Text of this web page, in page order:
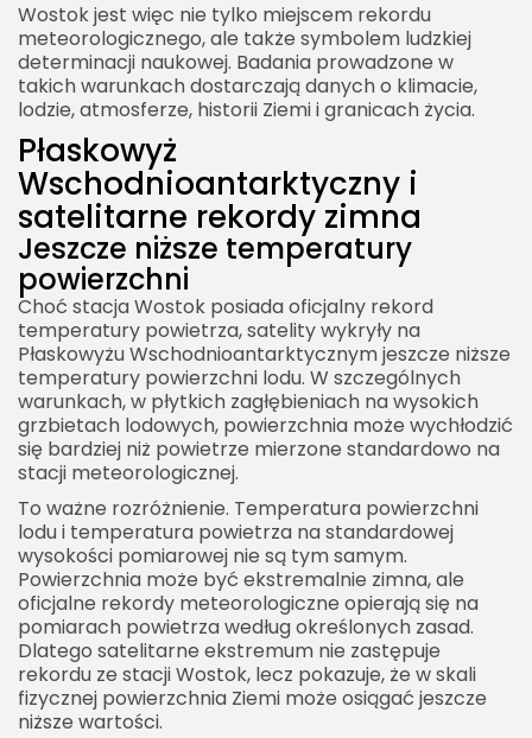
Wostok jest więc nie tylko miejscem rekordu
meteorologicznego, ale także symbolem ludzkiej
determinacji naukowej. Badania prowadzone w
takich warunkach dostarczają danych o klimacie,
lodzie, atmosferze, historii Ziemi i granicach życia.
Płaskowyż
Wschodnioantarktyczny i
satelitarne rekordy zimna
Jeszcze niższe temperatury
powierzchni
Choć stacja Wostok posiada oficjalny rekord
temperatury powietrza, satelity wykryły na
Płaskowyżu Wschodnioantarktycznym jeszcze niższe
temperatury powierzchni lodu. W szczególnych
warunkach, w płytkich zagłębieniach na wysokich
grzbietach lodowych, powierzchnia może wychłodzić
się bardziej niż powietrze mierzone standardowo na
stacji meteorologicznej.
To ważne rozróżnienie. Temperatura powierzchni
lodu i temperatura powietrza na standardowej
wysokości pomiarowej nie są tym samym.
Powierzchnia może być ekstremalnie zimna, ale
oficjalne rekordy meteorologiczne opierają się na
pomiarach powietrza według określonych zasad.
Dlatego satelitarne ekstremum nie zastępuje
rekordu ze stacji Wostok, lecz pokazuje, że w skali
fizycznej powierzchnia Ziemi może osiągać jeszcze
niższe wartości.